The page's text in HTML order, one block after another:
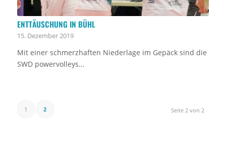
ENTTÄUSCHUNG IN BÜHL
15. Dezember 2019
Mit einer schmerzhaften Niederlage im Gepäck sind die
SWD powervolleys…
Seite 2 von 2
1 2